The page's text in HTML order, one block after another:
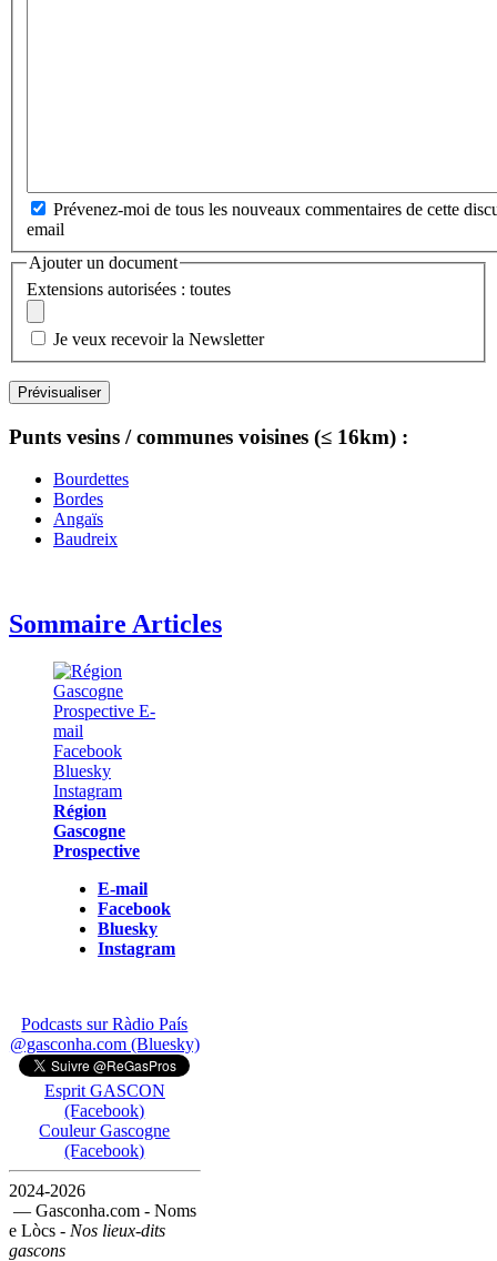
Prévenez-moi de tous les nouveaux commentaires de cette
email
Ajouter un document
Extensions autorisées : toutes
Je veux recevoir la Newsletter
Punts vesins / communes voisines (≤ 16km) :
Bourdettes
Bordes
Angaïs
Baudreix
Sommaire Articles
Région
Gascogne
Prospective
E-mail
Facebook
Bluesky
Instagram
Podcasts sur Ràdio País
@gasconha.com (Bluesky)
Esprit GASCON
(Facebook)
Couleur Gascogne
(Facebook)
2024-2026
— Gasconha.com - Noms
e Lòcs - Nos lieux-dits
gascons